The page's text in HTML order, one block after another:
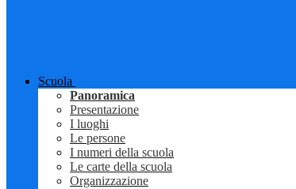
Scuola
Panoramica
Presentazione
I luoghi
Le persone
I numeri della scuola
Le carte della scuola
Organizzazione